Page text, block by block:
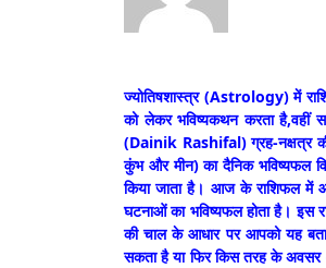
ज्योतिषशास्त्र (Astrology) में
को लेकर भविष्यकथन करता है,वहीं
(Dainik Rashifal) ग्रह-नक्षत्र
कुंभ और मीन) का दैनिक भविष्यफल
किया जाता है। आज के राशिफल में
घटनाओं का भविष्यफल होता है। इस
की चाल के आधार पर आपको यह
सकता है या फिर किस तरह के अवसर